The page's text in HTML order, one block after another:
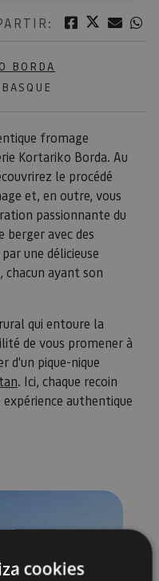
Facebook
Twitter
BORDA
fromage
Kortariko Borda. Au
le procédé
et, en outre, vous
passionnante du
berger avec des
une délicieuse
chacun ayant son
qui entoure la
de vous promener à
d'un pique-nique
. Ici, chaque recoin
authentique
cookies